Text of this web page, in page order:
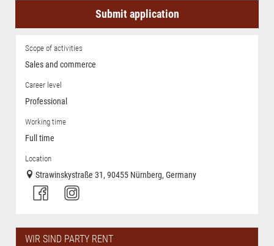
Submit application
Scope of activities
Sales and commerce
Career level
Professional
Working time
Full time
Location
Strawinskystraße 31, 90455 Nürnberg, Germany
WIR SIND PARTY RENT